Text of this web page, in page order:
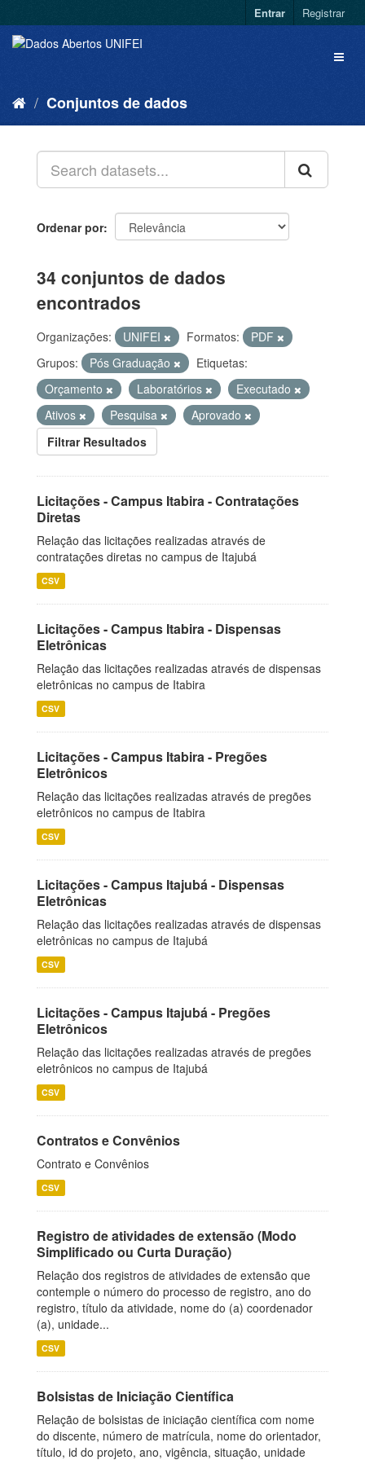
Entrar Registrar
Conjuntos de dados
Ordenar por
34 conjuntos de dados
encontrados
Organizações: UNIFEI Formatos:
PDF
Grupos:
Pós Graduação
Etiquetas:
Orçamento
Laboratórios
Executado
Ativos
Pesquisa
Aprovado
Filtrar Resultados
Licitações - Campus Itabira - Contratações
Diretas
Relação das licitações realizadas através de
contratações diretas no campus de Itajubá
CSV
Licitações - Campus Itabira - Dispensas
Eletrônicas
Relação das licitações realizadas através de dispensas
eletrônicas no campus de Itabira
CSV
Licitações - Campus Itabira - Pregões
Eletrônicos
Relação das licitações realizadas através de pregões
eletrônicos no campus de Itabira
CSV
Licitações - Campus Itajubá - Dispensas
Eletrônicas
Relação das licitações realizadas através de dispensas
eletrônicas no campus de Itajubá
CSV
Licitações - Campus Itajubá - Pregões
Eletrônicos
Relação das licitações realizadas através de pregões
eletrônicos no campus de Itajubá
CSV
Contratos e Convênios
Contrato e Convênios
CSV
Registro de atividades de extensão (Modo
Simplificado ou Curta Duração)
Relação dos registros de atividades de extensão que
contemple o número do processo de registro, ano do
registro, título da atividade, nome do (a) coordenador
(a), unidade...
CSV
Bolsistas de Iniciação Científica
Relação de bolsistas de iniciação científica com nome
do discente, número de matrícula, nome do orientador,
título, id do projeto, ano, vigência, situação, unidade